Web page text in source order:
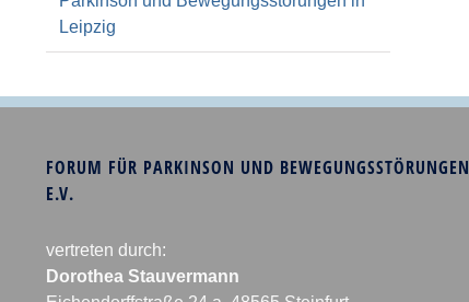
Leipzig
FORUM FÜR PARKINSON UND BEWEGUNGSSTÖRUNGEN
E.V.
vertreten durch:
Dorothea Stauvermann